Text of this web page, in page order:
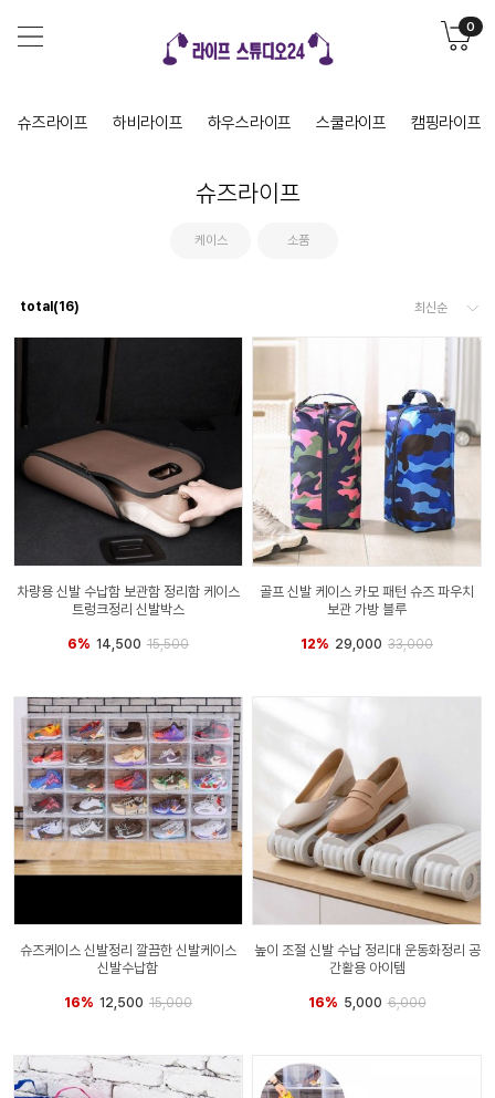
0
슈즈라이프 하비라이프 하우스라이프 스쿨라이프 캠핑라이프
슈즈라이프
케이스 소품
total(16)
차량용 신발 수납함 보관함 정리함 케이스
트렁크정리 신발박스
6% 14,500 15,500
골프 신발 케이스 카모 패턴 슈즈 파우치
보관 가방 블루
12% 29,000 33,000
슈즈케이스 신발정리 깔끔한 신발케이스
신발수납함
16% 12,500 15,000
높이 조절 신발 수납 정리대 운동화정리 공
간활용 아이템
16% 5,000 6,000